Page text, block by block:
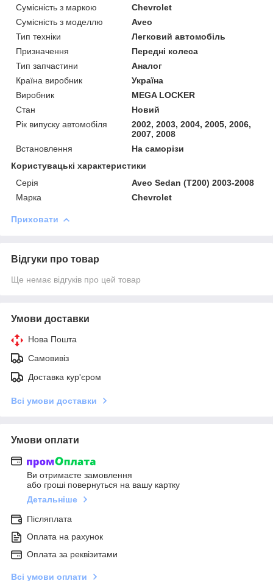
Сумісність з маркою
Chevrolet
Сумісність з моделлю
Aveo
Тип техніки
Легковий автомобіль
Призначення
Передні колеса
Тип запчастини
Аналог
Країна виробник
Україна
Виробник
MEGA LOCKER
Стан
Новий
Рік випуску автомобіля
2002, 2003, 2004, 2005, 2006,
2007, 2008
Встановлення
На саморізи
Користувацькі характеристики
Серія
Aveo Sedan (T200) 2003-2008
Марка
Chevrolet
Приховати
Відгуки про товар
Ще немає відгуків про цей товар
Умови доставки
Нова Пошта
Самовивіз
Доставка кур'єром
Всі умови доставки
Умови оплати
Ви отримаєте замовлення
або гроші повернуться на вашу картку
Детальніше
Післяплата
Оплата на рахунок
Оплата за реквізитами
Всі умови оплати